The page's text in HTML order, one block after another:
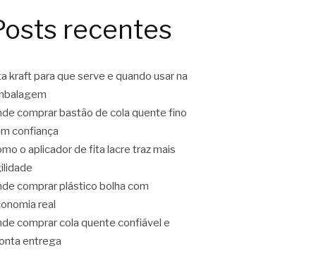
recentes
kraft para que serve e quando usar na
comprar bastão de cola quente fino
confiança
o aplicador de fita lacre traz mais
comprar plástico bolha com
real
comprar cola quente confiável e
entrega